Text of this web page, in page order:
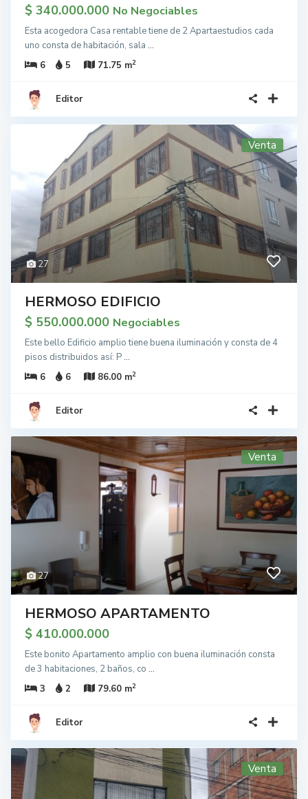
$ 340.000.000 No Negociables
Esta acogedora Casa rentable tiene de 2 Apartaestudios cada
uno consta de habitación, sala ...
6
5 71.75 m2
Editor
27
Venta
HERMOSO EDIFICIO
$ 550.000.000 Negociables
Este bello Edificio amplio tiene buena iluminación y consta de 4
pisos distribuidos así: P...
6
6 86.00 m2
Editor
27
Venta
HERMOSO APARTAMENTO
$ 410.000.000
Este bonito Apartamento amplio con buena iluminación consta
de 3 habitaciones, 2 baños, co ...
3
2 79.60 m2
Editor
Venta